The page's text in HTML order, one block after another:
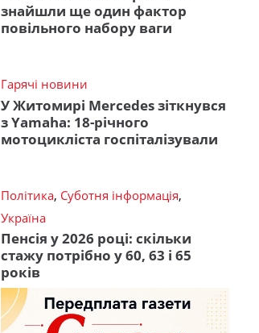
знайшли ще один фактор
повільного набору ваги
Гарячі новини
У Житомирі Mercedes зіткнувся
з Yamaha: 18-річного
мотоцикліста госпіталізували
Політика, Суботня інформація,
Україна
Пенсія у 2026 році: скільки
стажу потрібно у 60, 63 і 65
років